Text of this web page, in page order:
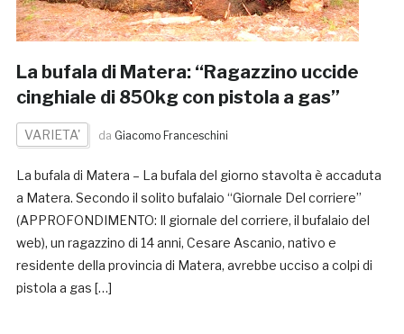
La bufala di Matera: “Ragazzino uccide
cinghiale di 850kg con pistola a gas”
VARIETA' da Giacomo Franceschini
La bufala di Matera – La bufala del giorno stavolta è accaduta
a Matera. Secondo il solito bufalaio “Giornale Del corriere”
(APPROFONDIMENTO: Il giornale del corriere, il bufalaio del
web), un ragazzino di 14 anni, Cesare Ascanio, nativo e
residente della provincia di Matera, avrebbe ucciso a colpi di
pistola a gas […]